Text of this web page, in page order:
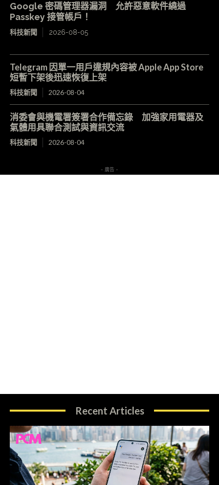
Google 密碼管理器漏洞 允許惡意軟件繞過
Passkey 接管帳戶！
科技新聞 2026-08-05
Telegram 因單一用戶違規內容被 Apple App Store
短暫下架後迅速恢復上架
科技新聞 2026-08-04
消委會與機電署簽署合作備忘錄 加強家用電器及
氣體用具聯合測試與資訊交流
科技新聞 2026-08-04
- 廣告 -
Recent Articles